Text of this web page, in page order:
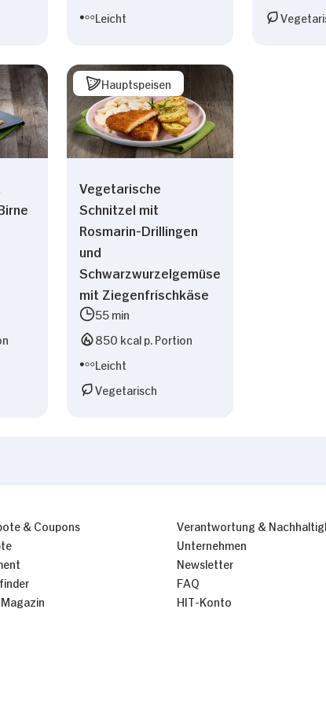
Leicht
Hauptspeisen
Vegetarische
Schnitzel mit
Rosmarin-Drillingen
und
Schwarzwurzelgemüse
mit Ziegenfrischkäse
55 min
850 kcal p. Portion
Leicht
Vegetarisch
& Coupons
Verantwortung &
Unternehmen
Newsletter
FAQ
HIT-Konto